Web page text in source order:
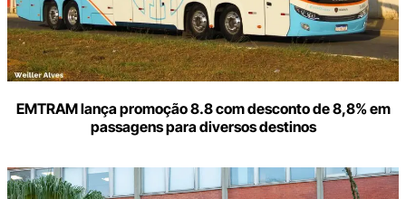
EMTRAM lança promoção 8.8 com desconto de 8,8% em
passagens para diversos destinos